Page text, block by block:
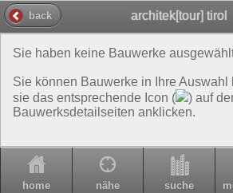
back architek[tour] tirol
Sie haben keine Bauwerke
Sie können Bauwerke in Ihre Auswahl
sie das entsprechende Icon (
) auf
Bauwerksdetailseiten anklicken.
home nähe suche